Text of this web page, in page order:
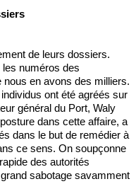
de leurs dossiers.
les numéros des
en avons des milliers.
ont été agréés sur
général du Port, Waly
dans cette affaire, a
dans le but de remédier à
ce sens. On soupçonne
des autorités
sabotage savamment